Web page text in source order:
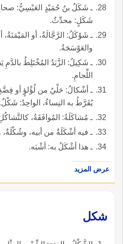
ـ شَكَلُ بنُ حُمَيْدٍ العَبْسِيُّ:
شَكَلٍ: محدِّثٌ.
ـ شَوْكَلُ: الرَّجَّالَةُ، أو المَيْمَنَةُ،
والعَوْسَجَةُ.
ـ شَكِيلُ: الزَّبَدُ المُخْتَلِطُ
اللِّجامِ.
ـ أشْكالُ: حَلْيٌ من لُؤْلؤٍ أو
يُقَرَّطُ به النِساءُ، الواحِدُ: شَكْلٌ.
ـ مُشاكَلَةُ: المُوافَقَةُ،
ـ فيه أشْكَلَةٌ من أبيه،
ـ هذا أشْكَلُ به: أشْبَه.
عرض المزيد
شكل